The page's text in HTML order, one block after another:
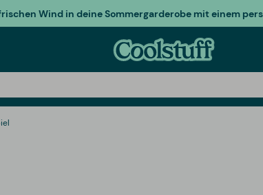
Wind in deine Sommergarderobe mit einem